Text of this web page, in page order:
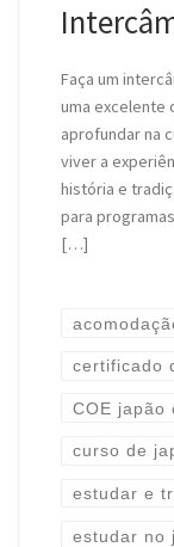
Faça um
uma excelente
aprofundar na
viver a
história e
para
[…]
certificado
COE japão
curso de
estudar e
estudar no